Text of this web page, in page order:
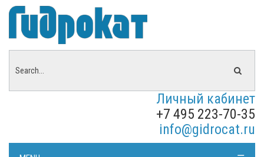
Личный кабинет
+7 495 223-70-35
info@gidrocat.ru